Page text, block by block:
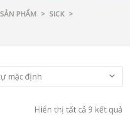
SẢN PHẨM > SICK >
Hiển thị tất cả 9 kết quả
mặc định